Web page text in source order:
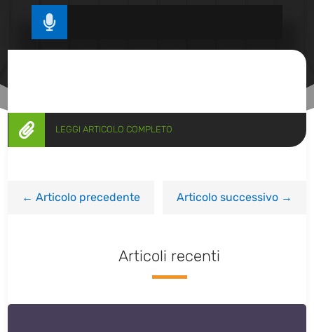

 LEGGI ARTICOLO COMPLETO
←Articolo precedente Articolo successivo→
Articoli recenti